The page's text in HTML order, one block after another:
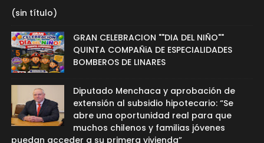
(sin título)
GRAN CELEBRACION ""DIA DEL NIÑO""
QUINTA COMPAÑiA DE ESPECIALIDADES
BOMBEROS DE LINARES
Diputado Menchaca y aprobación de
extensión al subsidio hipotecario: “Se
abre una oportunidad real para que
muchos chilenos y familias jóvenes
puedan acceder a su primera vivienda”